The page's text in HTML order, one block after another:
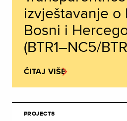
izvještavanje o
Bosni i
(BTR1–NC5/
ČITAJ VIŠE
PROJECTS